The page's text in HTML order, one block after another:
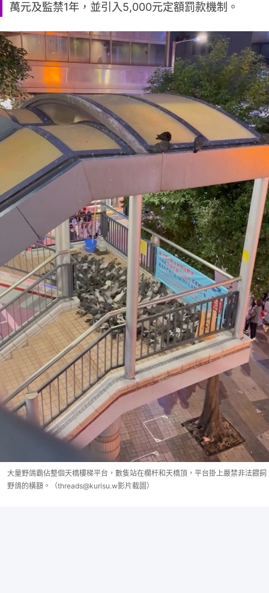
萬元及監禁1年，並引入5,000元定額罰款機制。
大量野鴿霸佔整個天橋樓梯平台，數隻站在欄杆和天橋頂，平台掛上嚴禁非法餵飼
野鴿的橫額。（threads@kurisu.w影片截圖）